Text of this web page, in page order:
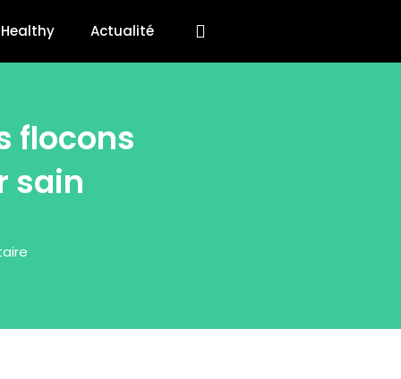
Healthy Actualité
flocons
sain